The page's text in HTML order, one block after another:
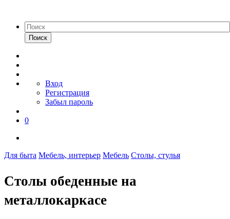
Поиск
Вход
Регистрация
Забыл пароль
0
Для быта Мебель, интерьер Мебель Столы, стулья
Столы обеденные на
металлокаркасе